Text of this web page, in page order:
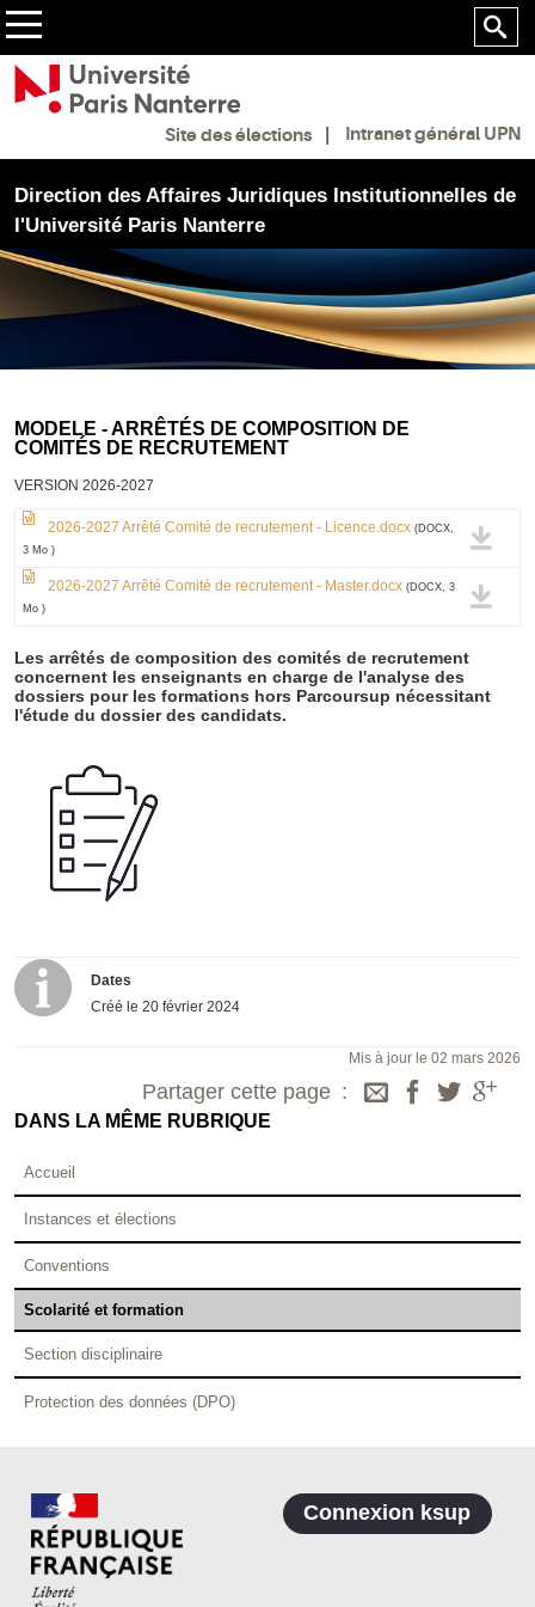
Site des élections Intranet général UPN
Direction des Affaires Juridiques Institutionnelles de
l'Université Paris Nanterre
MODELE - ARRÊTÉS DE COMPOSITION DE
COMITÉS DE RECRUTEMENT
VERSION 2026-2027
2026-2027 Arrêté Comité de recrutement - Licence.docx (DOCX,
3 Mo )
2026-2027 Arrêté Comité de recrutement - Master.docx (DOCX, 3
Mo )
Les arrêtés de composition des comités de recrutement
concernent les enseignants en charge de l'analyse des
dossiers pour les formations hors Parcoursup nécessitant
l'étude du dossier des candidats.
Dates
Créé le 20 février 2024
Mis à jour le 02 mars 2026
Partager cette page
DANS LA MÊME RUBRIQUE
Accueil
Instances et élections
Conventions
Scolarité et formation
Section disciplinaire
Protection des données (DPO)
Connexion ksup